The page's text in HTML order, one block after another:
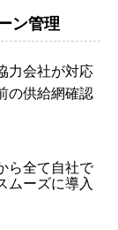
ン管理
力会社が対応
の供給網確認
ら全て自社で
ムーズに導入